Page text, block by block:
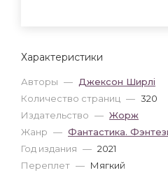
Характеристики
Авторы — Джексон Ширлі
Количество страниц — 320
Издательство — Жорж
Жанр — Фантастика.
Год издания — 2021
Переплет — Мягкий